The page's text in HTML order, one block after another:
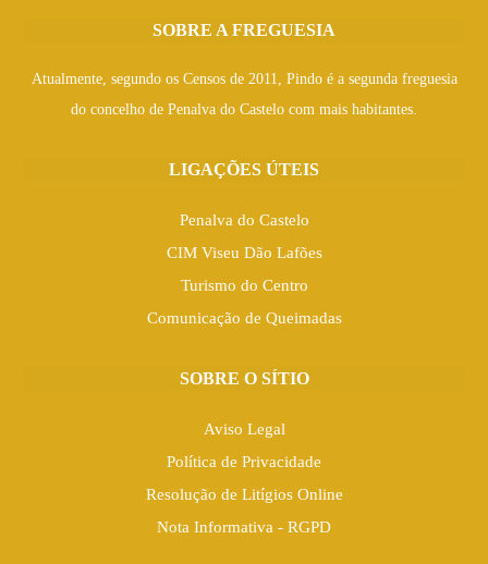
SOBRE A FREGUESIA
Atualmente, segundo os Censos de 2011, Pindo é a segunda freguesia
do concelho de Penalva do Castelo com mais habitantes.
LIGAÇÕES ÚTEIS
Penalva do Castelo
CIM Viseu Dão Lafões
Turismo do Centro
Comunicação de Queimadas
SOBRE O SÍTIO
Aviso Legal
Política de Privacidade
Resolução de Litígios Online
Nota Informativa - RGPD